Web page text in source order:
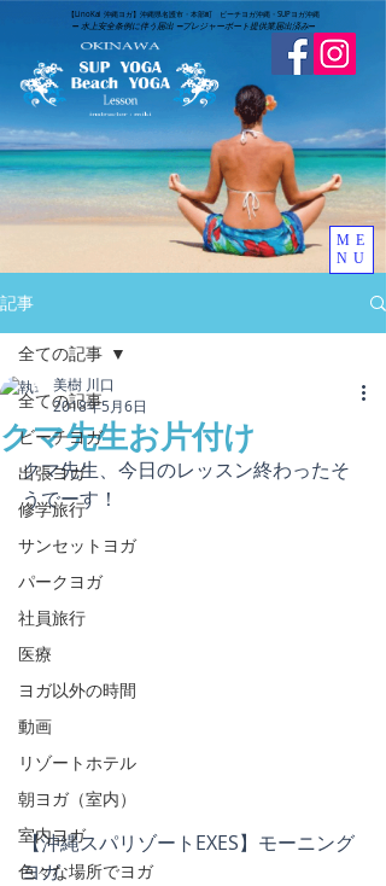
​【LinoKai 沖縄ヨガ】沖縄県名護市・本部町 ビーチヨガ沖縄・SUPヨガ沖縄
➖ 水上安全条例に伴う届出 ➖​プレジャーボート提供業届出済み➖
ME
NU
記事
全ての記事
ビーチヨガ
出張ヨガ
修学旅行
サンセットヨガ
パークヨガ
社員旅行
医療
ヨガ以外の時間
動画
リゾートホテル
朝ヨガ（室内）
室内ヨガ
色々な場所でヨガ
全ての記事
クマ先生お片付け
美樹 川口
2018年5月6日
クマ先生、今日のレッスン終わったそ
うでーす！
【沖縄スパリゾートEXES】モーニング
ヨガ